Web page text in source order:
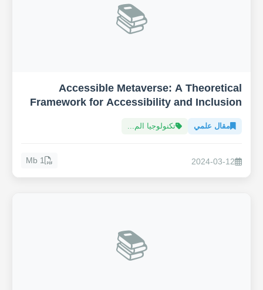
📚
Accessible Metaverse: A Theoretical
Framework for Accessibility and Inclusion
مقال علمي تكنولوجيا الم...
2024-03-12
1 Mb
📚